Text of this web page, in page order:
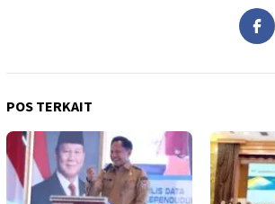
POS TERKAIT